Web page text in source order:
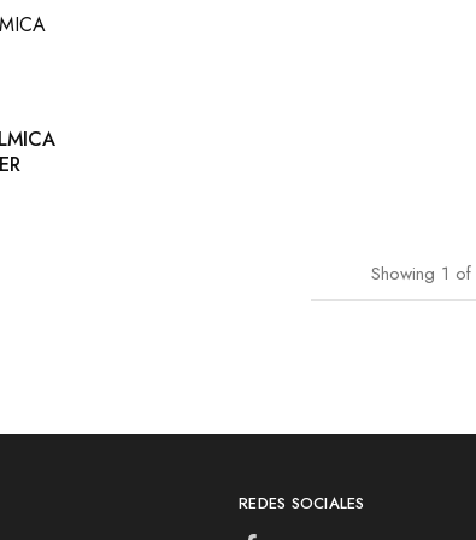
Showing 1 of
REDES SOCIALES